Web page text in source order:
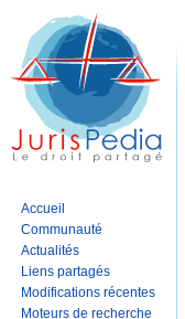
Accueil
Communauté
Actualités
Liens partagés
Modifications récentes
Moteurs de recherche